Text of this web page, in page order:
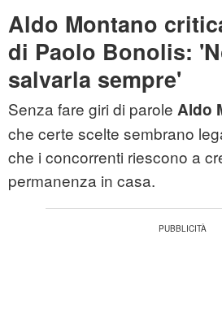
Aldo Montano
di Paolo Bonolis:
salvarla sempre'
Senza fare giri di parole Aldo
che certe scelte sembrano
che i concorrenti riescono a
permanenza in casa.